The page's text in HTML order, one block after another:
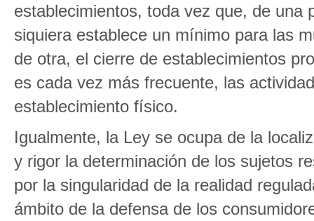
establecimientos, toda vez que, de una
siquiera establece un mínimo para las
de otra, el cierre de establecimientos
es cada vez más frecuente, las
establecimiento físico.
Igualmente, la Ley se ocupa de la
y rigor la determinación de los sujetos
por la singularidad de la realidad
ámbito de la defensa de los